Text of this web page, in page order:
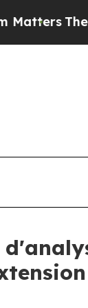
Bought